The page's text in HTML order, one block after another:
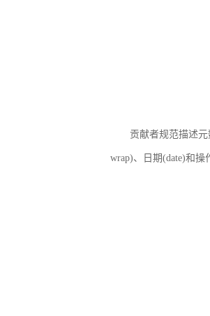
贡献者规范描述
wrap)、日期(date)和操